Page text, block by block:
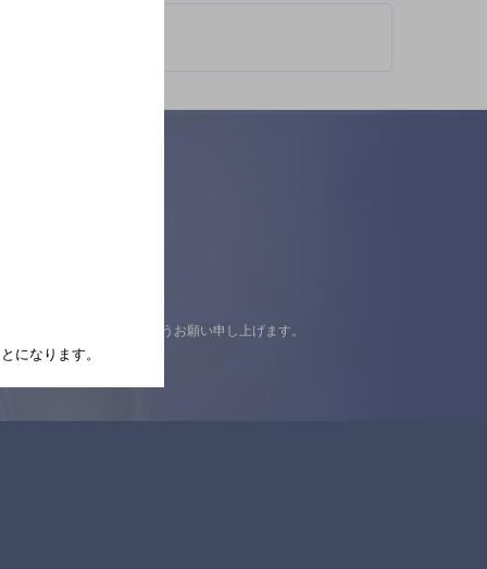
の上ご来店くださいますようお願い申し上げます。
になります。